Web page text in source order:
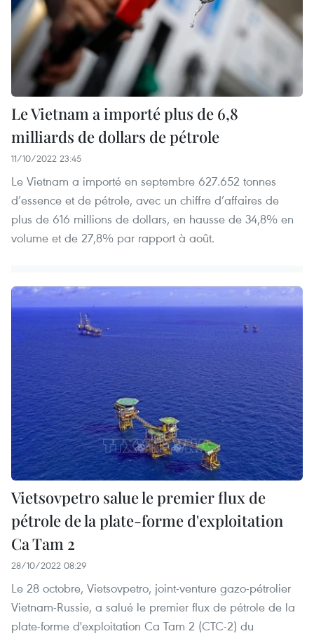
Le Vietnam a importé plus de 6,8
milliards de dollars de pétrole
11/10/2022 23:45
Le Vietnam a importé en septembre 627.652 tonnes
d’essence et de pétrole, avec un chiffre d’affaires de
plus de 616 millions de dollars, en hausse de 34,8% en
volume et de 27,8% par rapport à août.
Vietsovpetro salue le premier flux de
pétrole de la plate-forme d'exploitation
Ca Tam 2
28/10/2022 08:29
Le 28 octobre, Vietsovpetro, joint-venture gazo-pétrolier
Vietnam-Russie, a salué le premier flux de pétrole de la
plate-forme d'exploitation Ca Tam 2 (CTC-2) du